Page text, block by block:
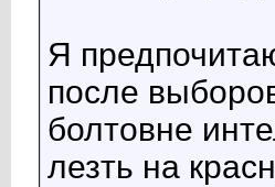
Я
после
болтовне
лезть на